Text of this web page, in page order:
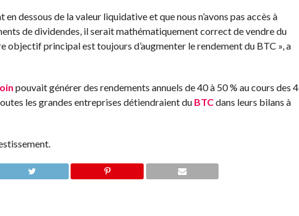
dessous de la valeur liquidative et que nous n’avons pas accès à
de dividendes, il serait mathématiquement correct de vendre du
objectif principal est toujours d’augmenter le rendement du BTC », a
pouvait générer des rendements annuels de 40 à 50 % au cours des 4
les grandes entreprises détiendraient du BTCdans leurs bilans à